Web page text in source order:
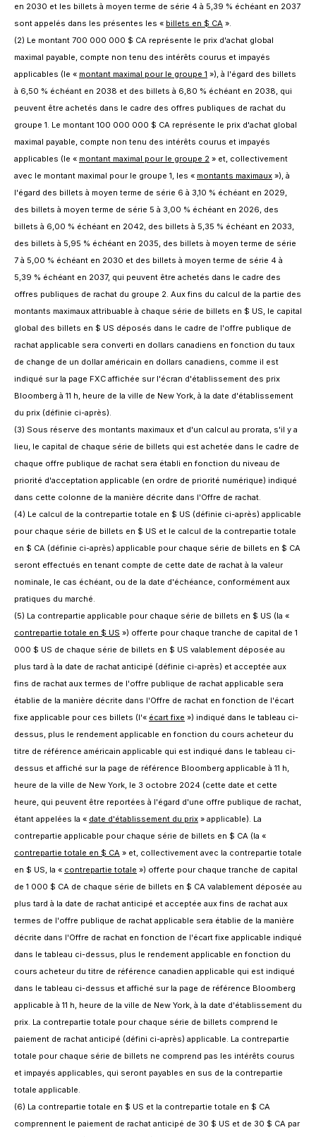
en 2030 et les billets à moyen terme de série 4 à 5,39 % échéant en 2037
sont appelés dans les présentes les « billets en $ CA ».
(2) Le montant 700 000 000 $ CA représente le prix d'achat global
maximal payable, compte non tenu des intérêts courus et impayés
applicables (le « montant maximal pour le groupe 1 »), à l'égard des billets
à 6,50 % échéant en 2038 et des billets à 6,80 % échéant en 2038, qui
peuvent être achetés dans le cadre des offres publiques de rachat du
groupe 1. Le montant 100 000 000 $ CA représente le prix d'achat global
maximal payable, compte non tenu des intérêts courus et impayés
applicables (le « montant maximal pour le groupe 2 » et, collectivement
avec le montant maximal pour le groupe 1, les « montants maximaux »), à
l'égard des billets à moyen terme de série 6 à 3,10 % échéant en 2029,
des billets à moyen terme de série 5 à 3,00 % échéant en 2026, des
billets à 6,00 % échéant en 2042, des billets à 5,35 % échéant en 2033,
des billets à 5,95 % échéant en 2035, des billets à moyen terme de série
7 à 5,00 % échéant en 2030 et des billets à moyen terme de série 4 à
5,39 % échéant en 2037, qui peuvent être achetés dans le cadre des
offres publiques de rachat du groupe 2. Aux fins du calcul de la partie des
montants maximaux attribuable à chaque série de billets en $ US, le capital
global des billets en $ US déposés dans le cadre de l'offre publique de
rachat applicable sera converti en dollars canadiens en fonction du taux
de change de un dollar américain en dollars canadiens, comme il est
indiqué sur la page FXC affichée sur l'écran d'établissement des prix
Bloomberg à 11 h, heure de la ville de New York, à la date d'établissement
du prix (définie ci-après).
(3) Sous réserve des montants maximaux et d'un calcul au prorata, s'il y a
lieu, le capital de chaque série de billets qui est achetée dans le cadre de
chaque offre publique de rachat sera établi en fonction du niveau de
priorité d'acceptation applicable (en ordre de priorité numérique) indiqué
dans cette colonne de la manière décrite dans l'Offre de rachat.
(4) Le calcul de la contrepartie totale en $ US (définie ci-après) applicable
pour chaque série de billets en $ US et le calcul de la contrepartie totale
en $ CA (définie ci-après) applicable pour chaque série de billets en $ CA
seront effectués en tenant compte de cette date de rachat à la valeur
nominale, le cas échéant, ou de la date d'échéance, conformément aux
pratiques du marché.
(5) La contrepartie applicable pour chaque série de billets en $ US (la «
contrepartie totale en $ US ») offerte pour chaque tranche de capital de 1
000 $ US de chaque série de billets en $ US valablement déposée au
plus tard à la date de rachat anticipé (définie ci-après) et acceptée aux
fins de rachat aux termes de l'offre publique de rachat applicable sera
établie de la manière décrite dans l'Offre de rachat en fonction de l'écart
fixe applicable pour ces billets (l'« écart fixe ») indiqué dans le tableau ci-
dessus, plus le rendement applicable en fonction du cours acheteur du
titre de référence américain applicable qui est indiqué dans le tableau ci-
dessus et affiché sur la page de référence Bloomberg applicable à 11 h,
heure de la ville de New York, le 3 octobre 2024 (cette date et cette
heure, qui peuvent être reportées à l'égard d'une offre publique de rachat,
étant appelées la « date d'établissement du prix » applicable). La
contrepartie applicable pour chaque série de billets en $ CA (la «
contrepartie totale en $ CA » et, collectivement avec la contrepartie totale
en $ US, la « contrepartie totale ») offerte pour chaque tranche de capital
de 1 000 $ CA de chaque série de billets en $ CA valablement déposée au
plus tard à la date de rachat anticipé et acceptée aux fins de rachat aux
termes de l'offre publique de rachat applicable sera établie de la manière
décrite dans l'Offre de rachat en fonction de l'écart fixe applicable indiqué
dans le tableau ci-dessus, plus le rendement applicable en fonction du
cours acheteur du titre de référence canadien applicable qui est indiqué
dans le tableau ci-dessus et affiché sur la page de référence Bloomberg
applicable à 11 h, heure de la ville de New York, à la date d'établissement du
prix. La contrepartie totale pour chaque série de billets comprend le
paiement de rachat anticipé (défini ci-après) applicable. La contrepartie
totale pour chaque série de billets ne comprend pas les intérêts courus
et impayés applicables, qui seront payables en sus de la contrepartie
totale applicable.
(6) La contrepartie totale en $ US et la contrepartie totale en $ CA
comprennent le paiement de rachat anticipé de 30 $ US et de 30 $ CA par